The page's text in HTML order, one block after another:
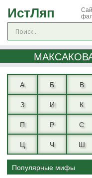
ИстЛяп
А Б В
З
И К
П
Р С
Ц
Ч Ш
Популярные мифы